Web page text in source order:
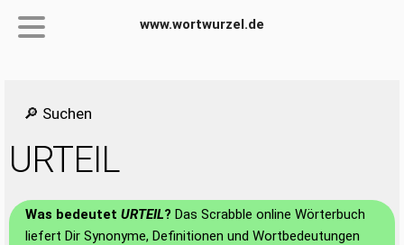
www.wortwurzel.de
🔎 Suchen
URTEIL
Was bedeutet URTEIL? Das Scrabble online Wörterbuch
liefert Dir Synonyme, Definitionen und Wortbedeutungen